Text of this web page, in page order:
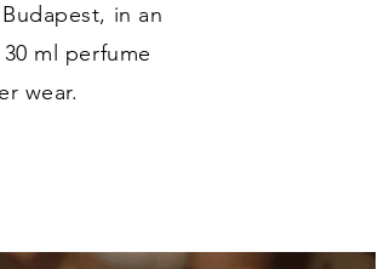
in an
ml perfume
wear.